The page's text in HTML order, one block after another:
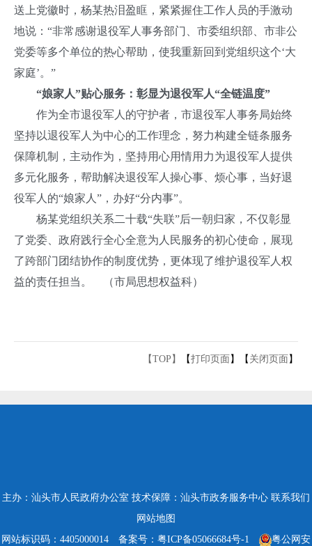
送上党徽时，杨某热泪盈眶，紧紧握住工作人员的手激动
地说：“非常感谢退役军人事务部门、市委组织部、市非公
党委等多个单位的热心帮助，使我重新回到党组织这个‘大
家庭’。”
“娘家人”贴心服务：彰显为退役军人“全链温度”
作为全市退役军人的守护者，市退役军人事务局始终
坚持以退役军人为中心的工作理念，努力构建全链条服务
保障机制，主动作为，坚持用心用情用力为退役军人提供
多元化服务，帮助解决退役军人操心事、烦心事，当好退
役军人的“娘家人”，办好“分内事”。
杨某党组织关系二十载“失联”后一朝归家，不仅彰显
了党委、政府践行全心全意为人民服务的初心使命，展现
了跨部门团结协作的制度优势，更体现了维护退役军人权
益的责任担当。 （市局思想权益科）
【TOP】 【打印页面 】【 关闭页面 】
主办：汕头市人民政府办公室 技术保障：汕头市政务服务中心 联系我们
网站地图
网站标识码：4405000014
备案号：粤ICP备05066684号-1 粤公网安